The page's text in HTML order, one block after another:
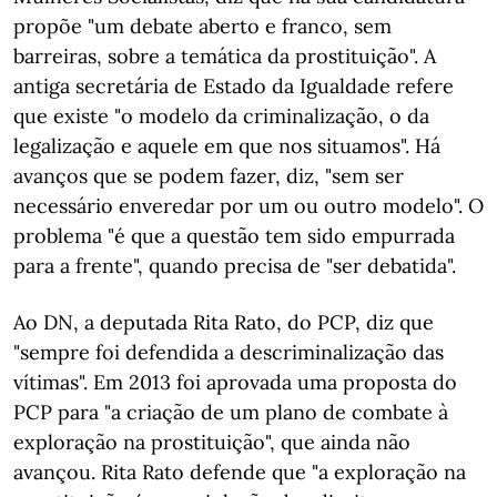
propõe "um debate aberto e franco, sem
barreiras, sobre a temática da prostituição". A
antiga secretária de Estado da Igualdade refere
que existe "o modelo da criminalização, o da
legalização e aquele em que nos situamos". Há
avanços que se podem fazer, diz, "sem ser
necessário enveredar por um ou outro modelo". O
problema "é que a questão tem sido empurrada
para a frente", quando precisa de "ser debatida".
Ao DN, a deputada Rita Rato, do PCP, diz que
"sempre foi defendida a descriminalização das
vítimas". Em 2013 foi aprovada uma proposta do
PCP para "a criação de um plano de combate à
exploração na prostituição", que ainda não
avançou. Rita Rato defende que "a exploração na